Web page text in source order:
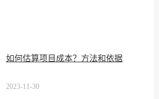
如何估算项目成本？方法和依据
2023-11-30